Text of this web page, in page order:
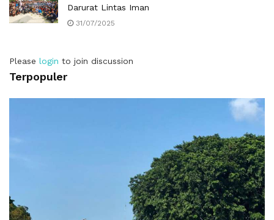
Darurat Lintas Iman
31/07/2025
Please login to join discussion
Terpopuler